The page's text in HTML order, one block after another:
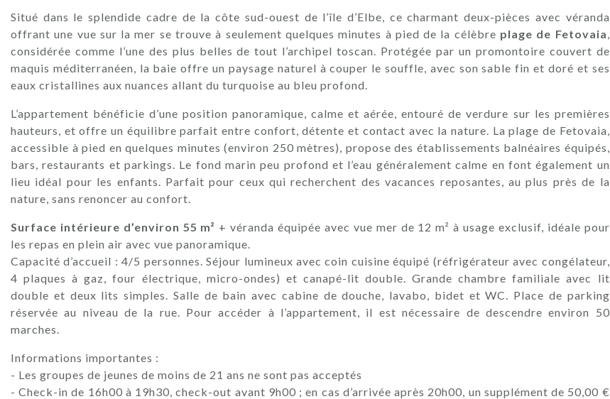
Situé dans le splendide cadre de la côte sud-ouest de l’île d’Elbe, ce charmant deux-pièces avec véranda
offrant une vue sur la mer se trouve à seulement quelques minutes à pied de la célèbre plage de Fetovaia,
considérée comme l’une des plus belles de tout l’archipel toscan. Protégée par un promontoire couvert de
maquis méditerranéen, la baie offre un paysage naturel à couper le souffle, avec son sable fin et doré et ses
eaux cristallines aux nuances allant du turquoise au bleu profond.
L’appartement bénéficie d’une position panoramique, calme et aérée, entouré de verdure sur les premières
hauteurs, et offre un équilibre parfait entre confort, détente et contact avec la nature. La plage de Fetovaia,
accessible à pied en quelques minutes (environ 250 mètres), propose des établissements balnéaires équipés,
bars, restaurants et parkings. Le fond marin peu profond et l’eau généralement calme en font également un
lieu idéal pour les enfants. Parfait pour ceux qui recherchent des vacances reposantes, au plus près de la
nature, sans renoncer au confort.
Surface intérieure d’environ 55 m² + véranda équipée avec vue mer de 12 m² à usage exclusif, idéale pour
les repas en plein air avec vue panoramique.
Capacité d’accueil : 4/5 personnes. Séjour lumineux avec coin cuisine équipé (réfrigérateur avec congélateur,
4 plaques à gaz, four électrique, micro-ondes) et canapé-lit double. Grande chambre familiale avec lit
double et deux lits simples. Salle de bain avec cabine de douche, lavabo, bidet et WC. Place de parking
réservée au niveau de la rue. Pour accéder à l’appartement, il est nécessaire de descendre environ 50
marches.
Informations importantes :
- Les groupes de jeunes de moins de 21 ans ne sont pas acceptés
- Check-in de 16h00 à 19h30, check-out avant 9h00 ; en cas d’arrivée après 20h00, un supplément de 50,00 €